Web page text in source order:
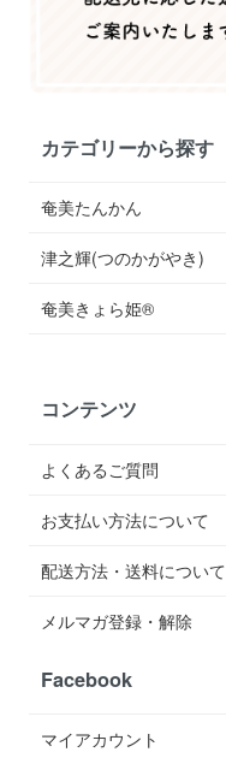
カテゴリーから探す
奄美たんかん
津之輝(つのかがやき)
奄美きょら姫®︎
コンテンツ
よくあるご質問
お支払い方法について
配送方法・送料について
メルマガ登録・解除
Facebook
マイアカウント